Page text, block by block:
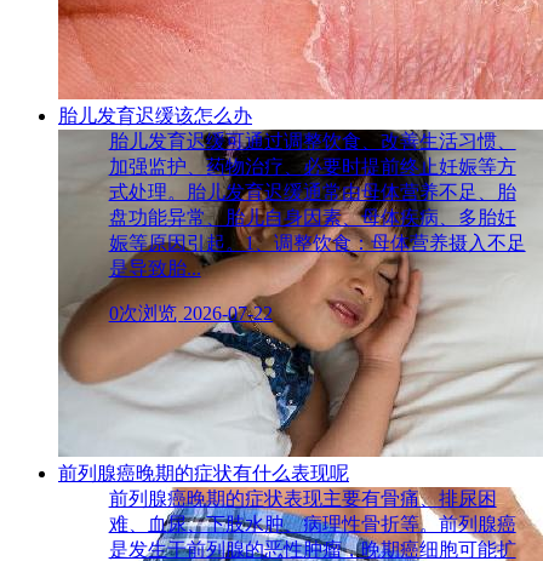
胎儿发育迟缓该怎么办
胎儿发育迟缓可通过调整饮食、改善生活习惯、
加强监护、药物治疗、必要时提前终止妊娠等方
式处理。胎儿发育迟缓通常由母体营养不足、胎
盘功能异常、胎儿自身因素、母体疾病、多胎妊
娠等原因引起。1、调整饮食：母体营养摄入不足
是导致胎...
0次浏览 2026-07-22
前列腺癌晚期的症状有什么表现呢
前列腺癌晚期的症状表现主要有骨痛、排尿困
难、血尿、下肢水肿、病理性骨折等。前列腺癌
是发生于前列腺的恶性肿瘤，晚期癌细胞可能扩